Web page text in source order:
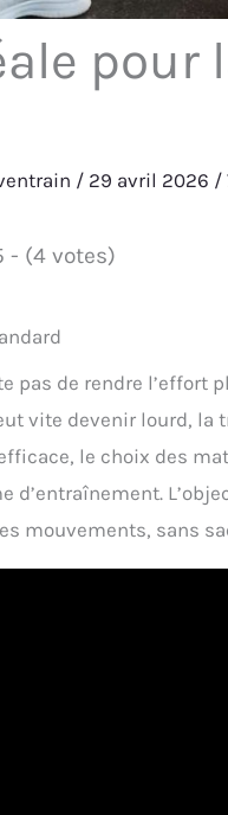
pour
/ 29 avril 2026 /
- (4 votes)
pas de rendre l’effort
vite devenir lourd,
le choix des
d’entraînement.
mouvements, sans